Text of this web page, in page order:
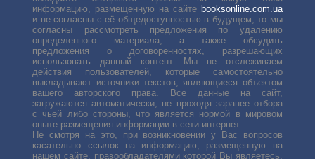
информацию, размещенную на сайте booksonline.com.ua
и не согласны с её общедоступностью в будущем, то мы
согласны рассмотреть предложения по удалению
определенного материала, а также обсудить
предложения о договоренностях, разрешающих
использовать данный контент. Мы не отслеживаем
действия пользователей, которые самостоятельно
выкладывают источники текстов, являющиеся объектом
вашего авторского права. Все данные на сайт,
загружаются автоматически, не проходя заранее отбора
с чьей либо стороны, что является нормой в мировом
опыте размещения информации в сети интернет.
Не смотря на это, при возникновении у Вас вопросов
касательно ссылок на информацию, размещенную на
нашем сайте, правообладателями которой Вы являетесь,